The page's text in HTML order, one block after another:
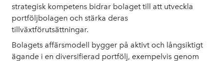
strategisk kompetens bidrar bolaget till att utveckla
portföljbolagen och stärka deras
tillväxtförutsättningar.
Bolagets affärsmodell bygger på aktivt och långsiktigt
ägande i en diversifierad portfölj, exempelvis genom